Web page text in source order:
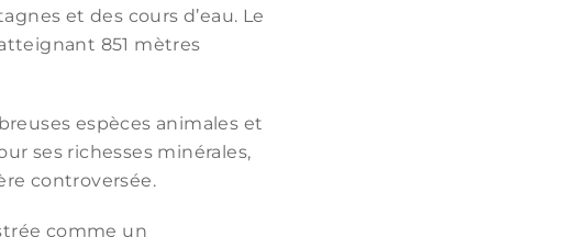
et des cours d’eau. Le
851 mètres
espèces animales et
ses richesses minérales,
controversée.
comme un